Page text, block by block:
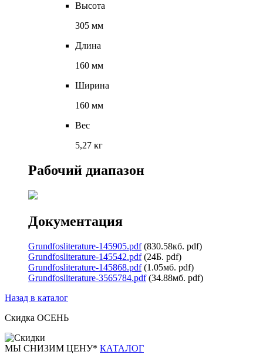
Высота
305 мм
Длина
160 мм
Ширина
160 мм
Вес
5,27 кг
Рабочий диапазон
Документация
Grundfosliterature-145905.pdf (830.58кб. pdf)
Grundfosliterature-145542.pdf (24Б. pdf)
Grundfosliterature-145868.pdf (1.05мб. pdf)
Grundfosliterature-3565784.pdf (34.88мб. pdf)
Назад в каталог
Скидка ОСЕНЬ
МЫ СНИЗИМ ЦЕНУ* КАТАЛОГ